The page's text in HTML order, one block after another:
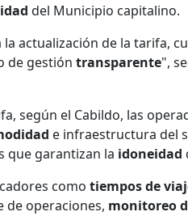
del Municipio capitalino.
la actualización de la tarifa,
de gestión transparente",
según el Cabildo, las
e infraestructura del
que garantizan la idoneidad
como tiempos de
de operaciones, monitoreo